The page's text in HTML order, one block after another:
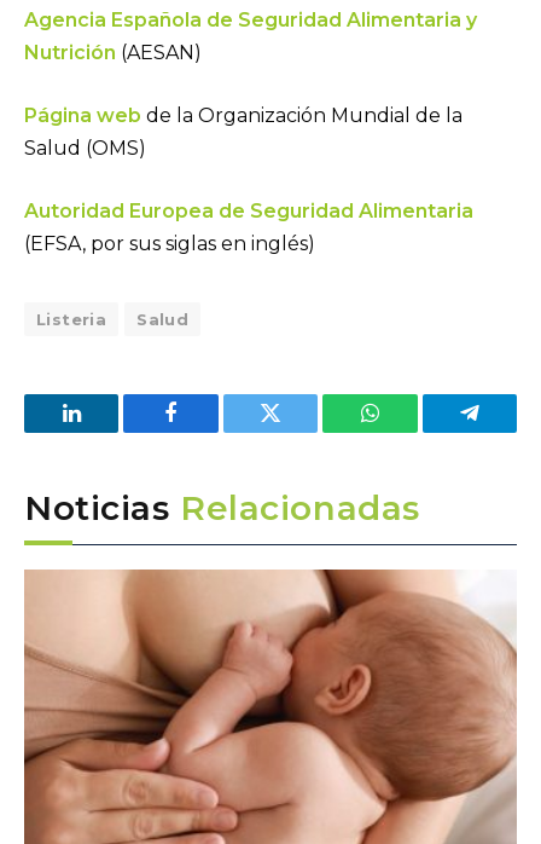
Agencia Española de Seguridad Alimentaria y
Nutrición (AESAN)
Página web de la Organización Mundial de la
Salud (OMS)
Autoridad Europea de Seguridad Alimentaria
(EFSA, por sus siglas en inglés)
Listeria Salud
LinkedIn Facebook Twitter WhatsApp
Noticias Relacionadas